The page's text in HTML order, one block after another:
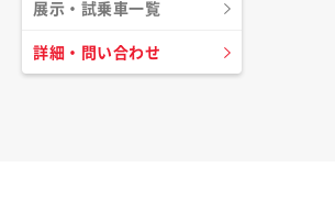
展示・試乗車一覧
詳細・問い合わせ